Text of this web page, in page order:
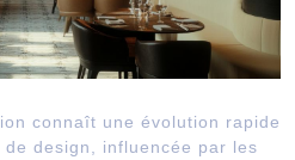
connaît une évolution rapide
design, influencée par les